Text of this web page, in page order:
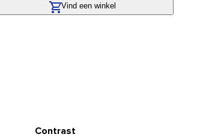
Vind een winkel
Contrast